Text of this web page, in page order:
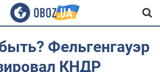
Фельгенгауэр
КНДР